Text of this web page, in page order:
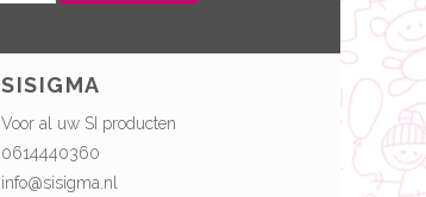
SISIGMA
Voor al uw SI producten
0614440360
info@sisigma.nl